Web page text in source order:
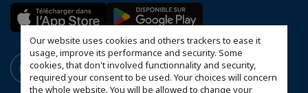
Our website uses cookies and others trackers to ease it
usage, improve its performance and security. Some
cookies, that don't involved functionnality and security,
required your consent to be used. Your choices will concern
the whole website. You will be allowed to change your